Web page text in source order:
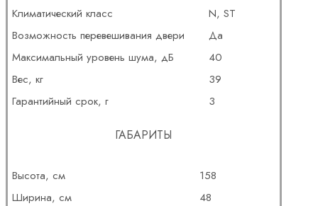
Климатический класс
N, ST
Возможность перевешивания двери
Да
Максимальный уровень шума, дБ
40
Вес, кг
39
Гарантийный срок, г
3
ГАБАРИТЫ
Высота, см
158
Ширина, см
48